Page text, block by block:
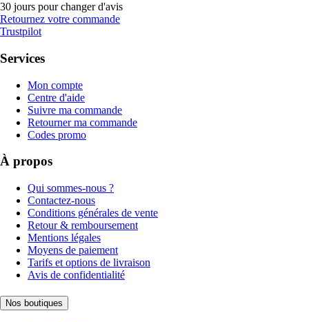
30 jours pour changer d'avis
Retournez votre commande
Trustpilot
Services
Mon compte
Centre d'aide
Suivre ma commande
Retourner ma commande
Codes promo
À propos
Qui sommes-nous ?
Contactez-nous
Conditions générales de vente
Retour & remboursement
Mentions légales
Moyens de paiement
Tarifs et options de livraison
Avis de confidentialité
Nos boutiques